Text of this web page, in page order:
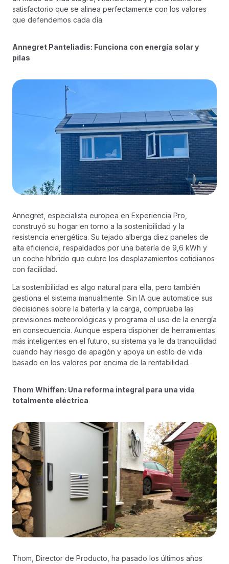
satisfactorio que se alinea perfectamente con los valores
que defendemos cada día.
Annegret Panteliadis: Funciona con energía solar y
pilas
Annegret, especialista europea en Experiencia Pro,
construyó su hogar en torno a la sostenibilidad y la
resistencia energética. Su tejado alberga diez paneles de
alta eficiencia, respaldados por una batería de 9,6 kWh y
un coche híbrido que cubre los desplazamientos cotidianos
con facilidad.
La sostenibilidad es algo natural para ella, pero también
gestiona el sistema manualmente. Sin IA que automatice sus
decisiones sobre la batería y la carga, comprueba las
previsiones meteorológicas y programa el uso de la energía
en consecuencia. Aunque espera disponer de herramientas
más inteligentes en el futuro, su sistema ya le da tranquilidad
cuando hay riesgo de apagón y apoya un estilo de vida
basado en los valores por encima de la rentabilidad.
Thom Whiffen: Una reforma integral para una vida
totalmente eléctrica
Thom, Director de Producto, ha pasado los últimos años